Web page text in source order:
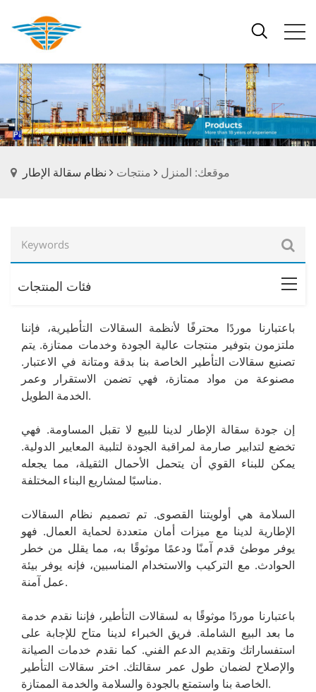
موقعك: المنزل منتجات نظام سقالة الإطار
فئات المنتجات
باعتبارنا موردًا محترفًا لأنظمة السقالات التأطيرية، فإننا
ملتزمون بتوفير منتجات عالية الجودة وخدمات ممتازة. يتم
تصنيع سقالات التأطير الخاصة بنا بدقة ومتانة في الاعتبار.
مصنوعة من مواد ممتازة، فهي تضمن الاستقرار وعمر
الخدمة الطويل.
إن جودة سقالة الإطار لدينا للبيع لا تقبل المساومة. فهي
تخضع لتدابير صارمة لمراقبة الجودة لتلبية المعايير الدولية.
يمكن للبناء القوي أن يتحمل الأحمال الثقيلة، مما يجعله
مناسبًا لمشاريع البناء المختلفة.
السلامة هي أولويتنا القصوى. تم تصميم نظام السقالات
الإطارية لدينا مع ميزات أمان متعددة لحماية العمال. فهو
يوفر موطئ قدم آمنًا ودعمًا موثوقًا به، مما يقلل من خطر
الحوادث. مع التركيب والاستخدام المناسبين، فإنه يوفر بيئة
عمل آمنة.
باعتبارنا موردًا موثوقًا به لسقالات التأطير، فإننا نقدم خدمة
ما بعد البيع الشاملة. فريق الخبراء لدينا متاح للإجابة على
استفساراتك وتقديم الدعم الفني. كما نقدم خدمات الصيانة
والإصلاح لضمان طول عمر سقالتك. اختر سقالات التأطير
الخاصة بنا واستمتع بالجودة والسلامة والخدمة الممتازة.